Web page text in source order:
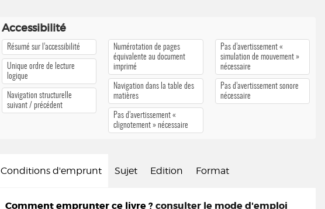
Accessibilité
Résumé sur l’accessibilité
Unique ordre de lecture
logique
Navigation structurelle
suivant / précédent
Numérotation de pages
équivalente au document
imprimé
Navigation dans la table des
matières
Pas d’avertissement «
clignotement » nécessaire
Pas d’avertissement «
simulation de mouvement »
nécessaire
Pas d’avertissement sonore
nécessaire
Conditions d'emprunt Sujet Edition Format
Comment emprunter ce livre ? consulter le mode d'emploi